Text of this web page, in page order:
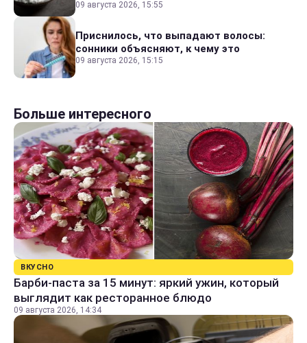
09 августа 2026, 15:55
Приснилось, что выпадают волосы:
сонники объясняют, к чему это
09 августа 2026, 15:15
Больше интересного
ВКУСНО
Барби-паста за 15 минут: яркий ужин, который
выглядит как ресторанное блюдо
09 августа 2026, 14:34